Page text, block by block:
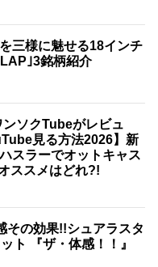
三様に魅せる18インチ
｣3銘柄紹介
ンソクTubeがレビュ
見る方法2026】新
スラーでオットキャス
ススメはどれ?!
その効果!!シュアラスタ
ト 『ザ・体感！！』